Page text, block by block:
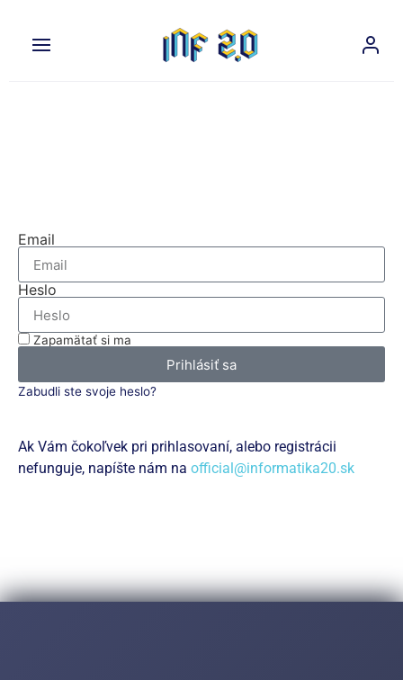
Email
Heslo
Zapamätať si ma
Prihlásiť sa
Zabudli ste svoje heslo?
Ak Vám čokoľvek pri prihlasovaní, alebo registrácii
nefunguje, napíšte nám na official@informatika20.sk